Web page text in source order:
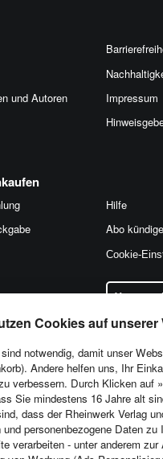
Cookies auf unserer
notwendig, damit unser
Andere helfen uns, Ihr
verbessern. Durch Klicken auf »
Sie mindestens 16 Jahre alt
dass der Rheinwerk Verlag
personenbezogene Daten zu
verarbeiten - unter anderem
und Autoren
Impressum
Foreign
Ein Buch
Hilfe
Abo
Cookie-
Vertrag